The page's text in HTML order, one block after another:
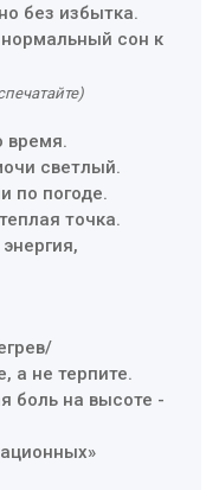
без избытка.
сон к
время.
светлый.
по погоде.
точка.
а не терпите.
боль на высоте -